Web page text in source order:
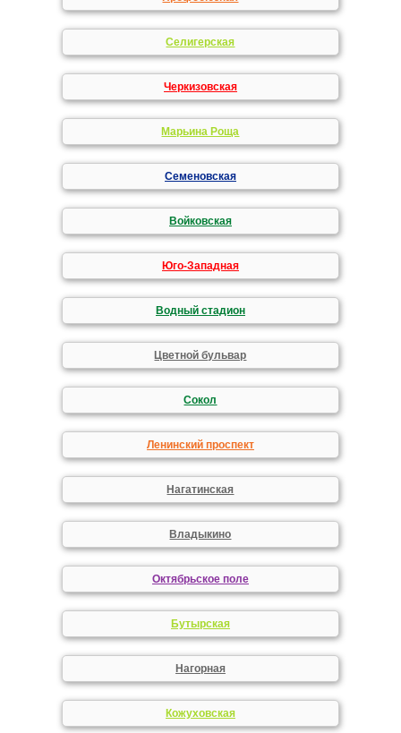
Селигерская
Черкизовская
Марьина Роща
Семеновская
Войковская
Юго-Западная
Водный стадион
Цветной бульвар
Сокол
Ленинский проспект
Нагатинская
Владыкино
Октябрьское поле
Бутырская
Нагорная
Кожуховская